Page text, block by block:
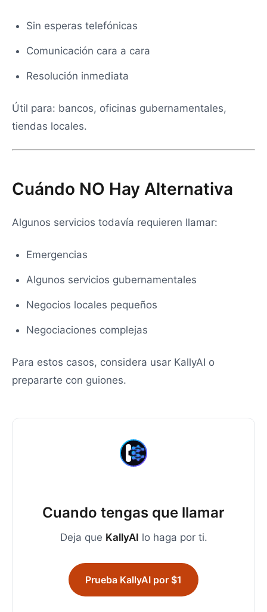
Sin esperas telefónicas
Comunicación cara a cara
Resolución inmediata
Útil para: bancos, oficinas gubernamentales,
tiendas locales.
Cuándo NO Hay Alternativa
Algunos servicios todavía requieren llamar:
Emergencias
Algunos servicios gubernamentales
Negocios locales pequeños
Negociaciones complejas
Para estos casos, considera usar KallyAI o
prepararte con guiones.
Cuando tengas que llamar
Deja que KallyAI lo haga por ti.
Prueba KallyAI por $1